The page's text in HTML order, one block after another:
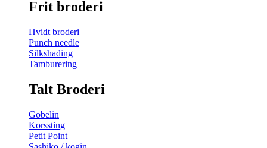
Frit broderi
Hvidt broderi
Punch needle
Silkshading
Tamburering
Talt Broderi
Gobelin
Korssting
Petit Point